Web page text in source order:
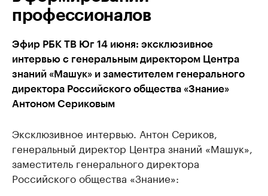
профессионалов
Эфир РБК ТВ Юг 14 июня: эксклюзивное
интервью с генеральным директором Центра
знаний «Машук» и заместителем генерального
директора Российского общества «Знание»
Антоном Сериковым
Эксклюзивное интервью. Антон Сериков,
генеральный директор Центра знаний «Машук»,
заместитель генерального директора
Российского общества «Знание»: